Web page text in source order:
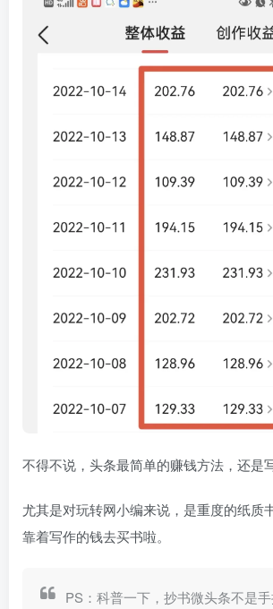
不得不说，头条最简单的赚钱方法，还是
尤其是对玩转网小编来说，是重度的纸质
靠着写作的钱去买书啦。
PS：科普一下，抄书微头条不是